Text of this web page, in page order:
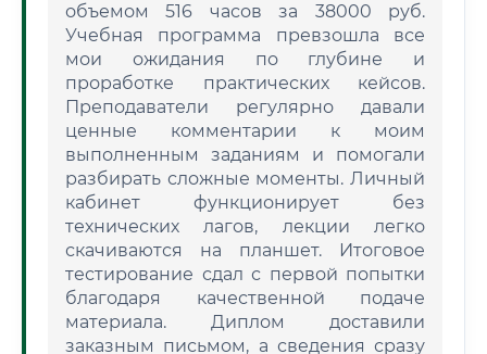
объемом 516 часов за 38000 руб.
Учебная программа превзошла все
мои ожидания по глубине и
проработке практических кейсов.
Преподаватели регулярно давали
ценные комментарии к моим
выполненным заданиям и помогали
разбирать сложные моменты. Личный
кабинет функционирует без
технических лагов, лекции легко
скачиваются на планшет. Итоговое
тестирование сдал с первой попытки
благодаря качественной подаче
материала. Диплом доставили
заказным письмом, а сведения сразу